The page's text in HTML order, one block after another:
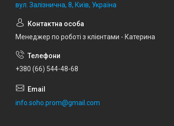
вул. Залізнична, 8, Київ, Україна
Менеджер по роботі з клієнтами - Катерина
+380 (66) 544-48-68
info.soho.prom@gmail.com